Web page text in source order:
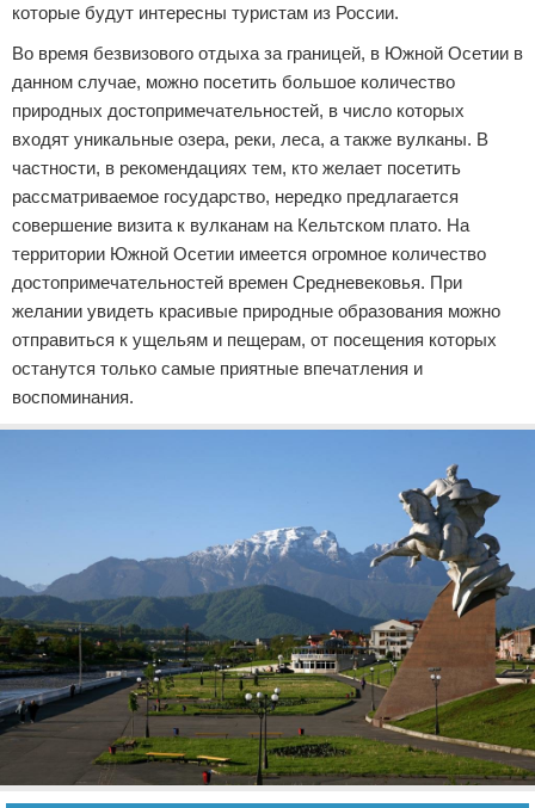
которые будут интересны туристам из России.
Во время безвизового отдыха за границей, в Южной Осетии в
данном случае, можно посетить большое количество
природных достопримечательностей, в число которых
входят уникальные озера, реки, леса, а также вулканы. В
частности, в рекомендациях тем, кто желает посетить
рассматриваемое государство, нередко предлагается
совершение визита к вулканам на Кельтском плато. На
территории Южной Осетии имеется огромное количество
достопримечательностей времен Средневековья. При
желании увидеть красивые природные образования можно
отправиться к ущельям и пещерам, от посещения которых
останутся только самые приятные впечатления и
воспоминания.